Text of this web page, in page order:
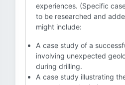
experiences. (Specific
to be researched and
might include:
A case study of a
involving unexpected
during drilling.
A case study illustrating